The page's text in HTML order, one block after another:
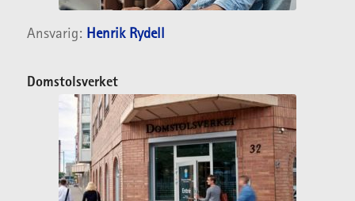
Ansvarig: Henrik Rydell
Domstolsverket